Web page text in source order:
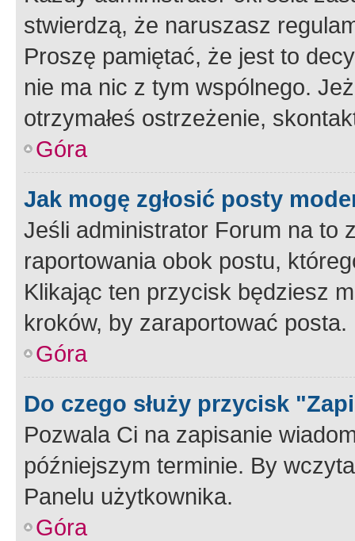
stwierdzą, że naruszasz
Proszę pamiętać, że jest to
nie ma nic z tym wspólnego.
otrzymałeś ostrzeżenie,
Góra
Jak mogę zgłosić posty
Jeśli administrator Forum na to
raportowania obok postu,
Klikając ten przycisk będziesz
kroków, by zaraportować posta.
Góra
Do czego służy przycisk
Pozwala Ci na zapisanie
późniejszym terminie. By
Panelu użytkownika.
Góra